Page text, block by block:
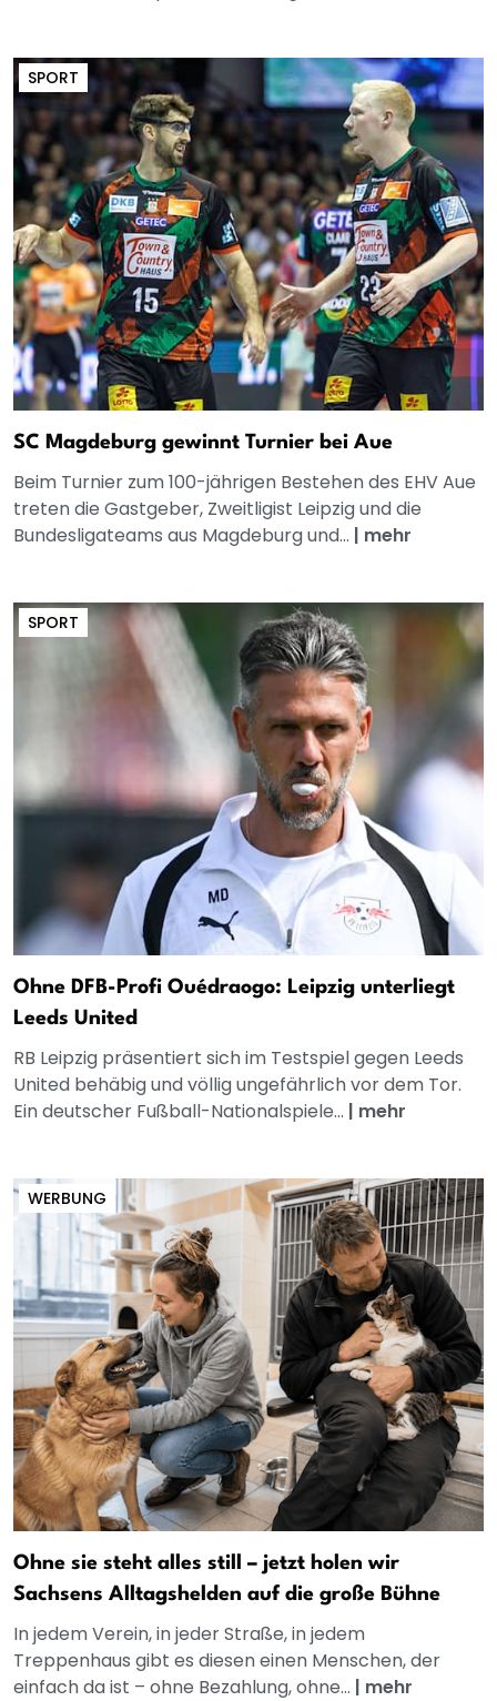
SPORT
SC Magdeburg gewinnt Turnier bei Aue
Beim Turnier zum 100-jährigen Bestehen des EHV Aue
treten die Gastgeber, Zweitligist Leipzig und die
Bundesligateams aus Magdeburg und... | mehr
SPORT
Ohne DFB-Profi Ouédraogo: Leipzig unterliegt
Leeds United
RB Leipzig präsentiert sich im Testspiel gegen Leeds
United behäbig und völlig ungefährlich vor dem Tor.
Ein deutscher Fußball-Nationalspiele... | mehr
WERBUNG
Ohne sie steht alles still – jetzt holen wir
Sachsens Alltagshelden auf die große Bühne
In jedem Verein, in jeder Straße, in jedem
Treppenhaus gibt es diesen einen Menschen, der
einfach da ist – ohne Bezahlung, ohne... | mehr